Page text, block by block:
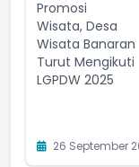
26 September